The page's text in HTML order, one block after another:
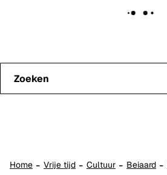
Genk
kunnen
we je
Home Vrije tijd Cultuur Beiaard